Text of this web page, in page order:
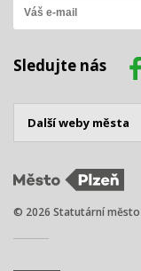
Sledujte nás
© 2026 Statutární město